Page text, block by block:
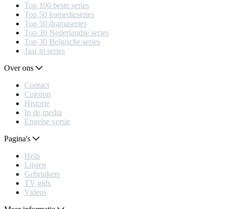
Top 100 beste series
Top 50 komedieseries
Top 50 dramaseries
Top 30 Nederlandse series
Top 30 Belgische series
Jaar in series
Over ons
Contact
Colofon
Historie
In de media
Engelse versie
Pagina's
Help
Lijsten
Gebruikers
TV gids
Videos